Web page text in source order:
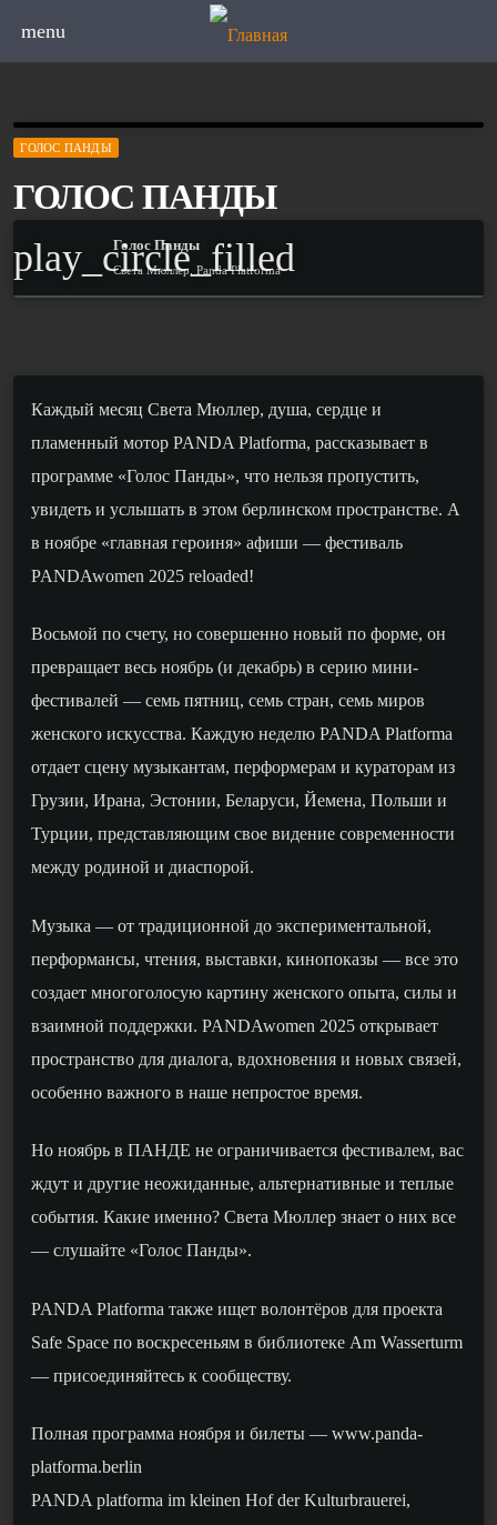
menu
ГОЛОС ПАНДЫ
ГОЛОС ПАНДЫ
play_circle_filled
Голос Панды
Света Мюллер, Panda Platforma
Каждый месяц Света Мюллер, душа, сердце и
пламенный мотор PANDA Platforma, рассказывает в
программе «Голос Панды», что нельзя пропустить,
увидеть и услышать в этом берлинском пространстве. А
в ноябре «главная героиня» афиши — фестиваль
PANDAwomen 2025 reloaded!
Восьмой по счету, но совершенно новый по форме, он
превращает весь ноябрь (и декабрь) в серию мини-
фестивалей — семь пятниц, семь стран, семь миров
женского искусства. Каждую неделю PANDA Platforma
отдает сцену музыкантам, перформерам и кураторам из
Грузии, Ирана, Эстонии, Беларуси, Йемена, Польши и
Турции, представляющим свое видение современности
между родиной и диаспорой.
Музыка — от традиционной до экспериментальной,
перформансы, чтения, выставки, кинопоказы — все это
создает многоголосую картину женского опыта, силы и
взаимной поддержки. PANDAwomen 2025 открывает
пространство для диалога, вдохновения и новых связей,
особенно важного в наше непростое время.
Но ноябрь в ПАНДЕ не ограничивается фестивалем, вас
ждут и другие неожиданные, альтернативные и теплые
события. Какие именно? Света Мюллер знает о них все
— слушайте «Голос Панды».
PANDA Platforma также ищет волонтёров для проекта
Safe Space по воскресеньям в библиотеке Am Wasserturm
— присоединяйтесь к сообществу.
Полная программа ноября и билеты — www.panda-
platforma.berlin
PANDA platforma im kleinen Hof der Kulturbrauerei,